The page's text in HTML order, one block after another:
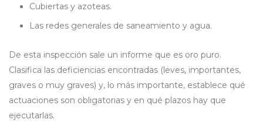
Cubiertas y azoteas.
Las redes generales de saneamiento y agua.
De esta inspección sale un informe que es oro puro.
Clasifica las deficiencias encontradas (leves, importantes,
graves o muy graves) y, lo más importante, establece qué
actuaciones son obligatorias y en qué plazos hay que
ejecutarlas.